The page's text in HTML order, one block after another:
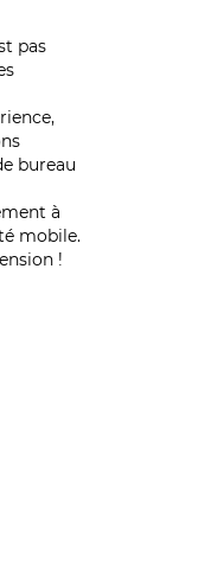
pas
bureau
à
mobile.
!